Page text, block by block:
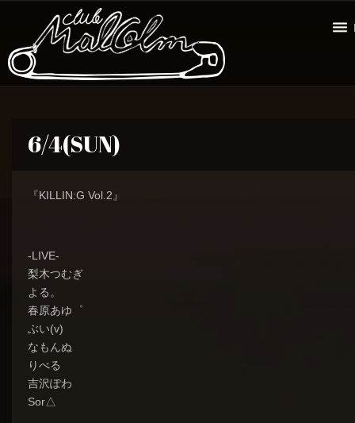
6/4(SUN)
『KILLIN:G Vol.2』
-LIVE-
梨木つむぎ
よる。
春原あゆ゜
ぶい(v)
なもんぬ
りべる
吉沢ぽわ
Sor△